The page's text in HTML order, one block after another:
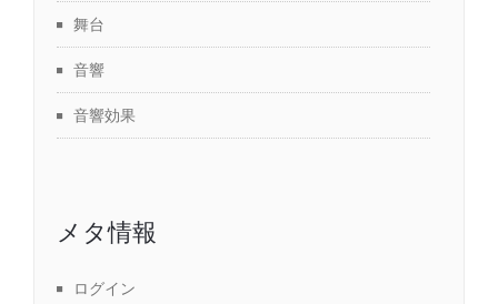
舞台
音響
音響効果
メタ情報
ログイン